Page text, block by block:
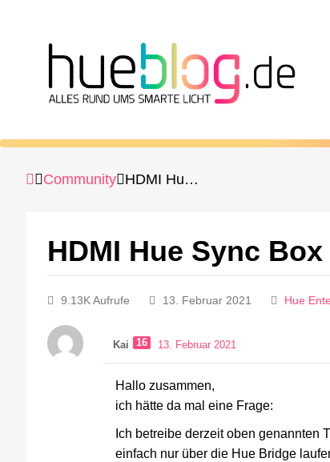
Community HDMI Hue Sync Box mit LG OLED65CX9LA
HDMI Hue Sync
9.13K Aufrufe 13. Februar 2021 Hue
Kai 16 13. Februar 2021
Hallo zusammen,
ich hätte da mal eine Frage:
Ich betreibe derzeit oben genannten
einfach nur über die Hue Bridge